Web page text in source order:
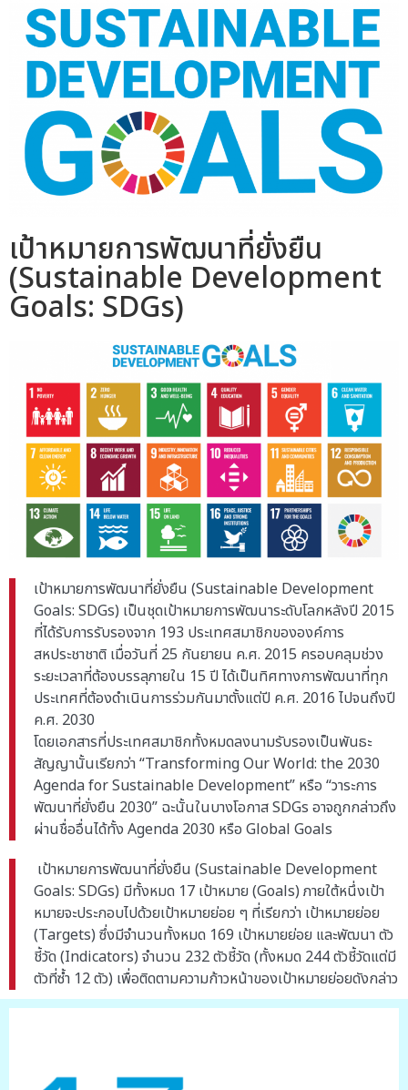
เป้าหมายการพัฒนาที่ยั่งยืน
(Sustainable Development
Goals: SDGs)
เป้าหมายการพัฒนาที่ยั่งยืน (Sustainable Development
Goals: SDGs) เป็นชุดเป้าหมายการพัฒนาระดับโลกหลังปี 2015
ที่ได้รับการรับรองจาก 193 ประเทศสมาชิกขององค์การ
สหประชาชาติ เมื่อวันที่ 25 กันยายน ค.ศ. 2015 ครอบคลุมช่วง
ระยะเวลาที่ต้องบรรลุภายใน 15 ปี ได้เป็นทิศทางการพัฒนาที่ทุก
ประเทศที่ต้องดำเนินการร่วมกันมาตั้งแต่ปี ค.ศ. 2016 ไปจนถึงปี
ค.ศ. 2030
โดยเอกสารที่ประเทศสมาชิกทั้งหมดลงนามรับรองเป็นพันธะ
สัญญานั้นเรียกว่า “Transforming Our World: the 2030
Agenda for Sustainable Development” หรือ “วาระการ
พัฒนาที่ยั่งยืน 2030” ฉะนั้นในบางโอกาส SDGs อาจถูกกล่าวถึง
ผ่านชื่ออื่นได้ทั้ง Agenda 2030 หรือ Global Goals
เป้าหมายการพัฒนาที่ยั่งยืน (Sustainable Development
Goals: SDGs) มีทั้งหมด 17 เป้าหมาย (Goals) ภายใต้หนึ่งเป้า
หมายจะประกอบไปด้วยเป้าหมายย่อย ๆ ที่เรียกว่า เป้าหมายย่อย
(Targets) ซึ่งมีจำนวนทั้งหมด 169 เป้าหมายย่อย และพัฒนา ตัว
ชี้วัด (Indicators) จำนวน 232 ตัวชี้วัด (ทั้งหมด 244 ตัวชี้วัดแต่มี
ตัวที่ซ้ำ 12 ตัว) เพื่อติดตามความก้าวหน้าของเป้าหมายย่อยดังกล่าว